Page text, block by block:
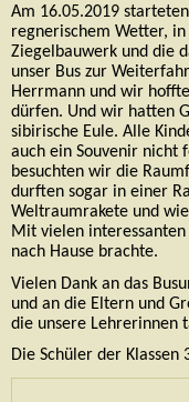
Am 16.05.2019
regnerischem Wetter,
Ziegelbauwerk und die
unser Bus zur
Herrmann und wir
dürfen. Und wir hatten
sibirische Eule. Alle
auch ein Souvenir nicht
besuchten wir die
durften sogar in einer
Weltraumrakete und
Mit vielen
nach Hause brachte.
Vielen Dank an das
und an die Eltern und
die unsere Lehrerinnen
Die Schüler der Klassen